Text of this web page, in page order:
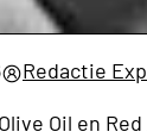
Redactie
Oil en